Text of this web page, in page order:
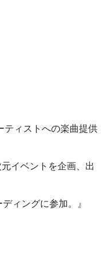
ティストへの楽曲提供
イベントを企画、出
ィングに参加。』